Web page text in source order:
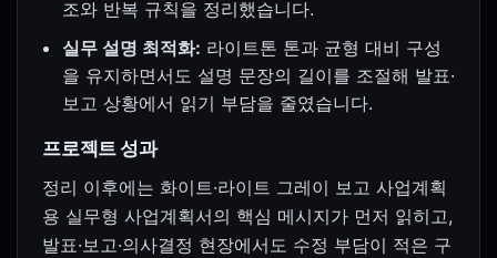
조와 반복 규칙을 정리했습니다.
실무 설명 최적화: 라이트톤 톤과 균형 대비 구성
을 유지하면서도 설명 문장의 길이를 조절해 발표·
보고 상황에서 읽기 부담을 줄였습니다.
프로젝트 성과
정리 이후에는 화이트·라이트 그레이 보고 사업계획
용 실무형 사업계획서의 핵심 메시지가 먼저 읽히고,
발표·보고·의사결정 현장에서도 수정 부담이 적은 구